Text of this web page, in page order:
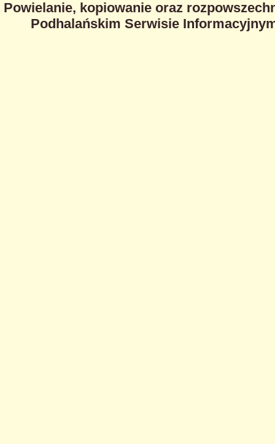
Powielanie, kopiowanie oraz
Podhalańskim Serwisie